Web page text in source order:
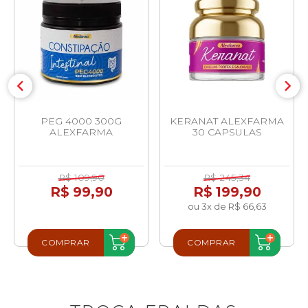
PEG 4000 300G
ALEXFARMA
R$ 109,90
R$ 99,90
COMPRAR
KERANAT ALEXFARMA
30 CAPSULAS
R$ 245,34
R$ 199,90
ou 3x de R$ 66,63
COMPRAR